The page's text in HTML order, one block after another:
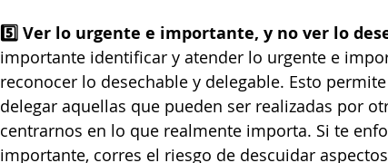
5️⃣ Ver lo urgente e importante, y no ver lo
importante identificar y atender lo urgente e
reconocer lo desechable y delegable. Esto
delegar aquellas que pueden ser realizadas por
centrarnos en lo que realmente importa. Si te
importante, corres el riesgo de descuidar